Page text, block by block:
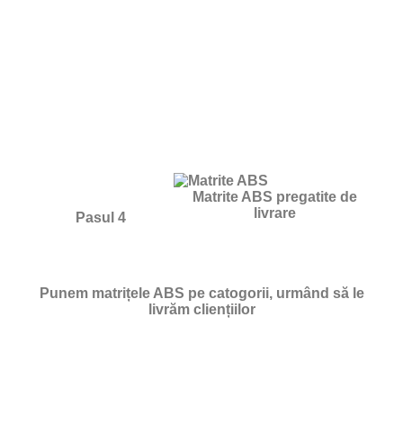
Matrite ABS pregatite de
livrare
Pasul 4
Punem matrițele ABS pe catogorii, urmând să le
livrăm cliențiilor